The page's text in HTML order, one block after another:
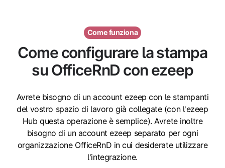
Come funziona
Come configurare la stampa
su OfficeRnD con ezeep
Avrete bisogno di un account ezeep con le stampanti
del vostro spazio di lavoro già collegate (con l'ezeep
Hub questa operazione è semplice). Avrete inoltre
bisogno di un account ezeep separato per ogni
organizzazione OfficeRnD in cui desiderate utilizzare
l'integrazione.